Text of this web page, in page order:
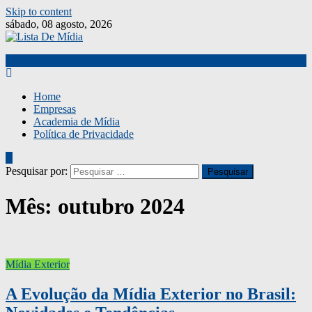
Skip to content
sábado, 08 agosto, 2026
Home
Empresas
Academia de Mídia
Política de Privacidade
Pesquisar por:
Mês: outubro 2024
Mídia Exterior
A Evolução da Mídia Exterior no Brasil: